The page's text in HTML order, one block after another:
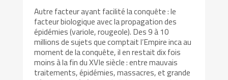
Autre facteur ayant facilité la conquête : le
facteur biologique avec la propagation des
épidémies (variole, rougeole). Des 9 à 10
millions de sujets que comptait l’Empire inca au
moment de la conquête, il en restait dix fois
moins à la fin du XVIe siècle : entre mauvais
traitements, épidémies, massacres, et grande